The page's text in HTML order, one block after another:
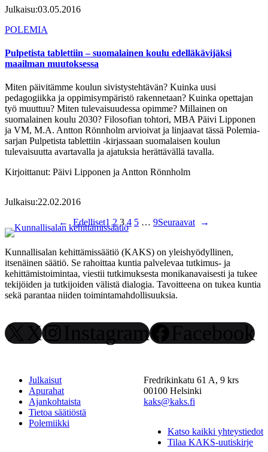
Julkaisu:03.05.2016
POLEMIA
Pulpetista tablettiin – suomalainen koulu edelläkävijäksi
maailman muutoksessa
Miten päivitämme koulun sivistystehtävän? Kuinka uusi
pedagogiikka ja oppimisympäristö rakennetaan? Kuinka opettajan
työ muuttuu? Miten tulevaisuudessa opimme? Millainen on
suomalainen koulu 2030? Filosofian tohtori, MBA Päivi Lipponen
ja VM, M.A. Antton Rönnholm arvioivat ja linjaavat tässä Polemia-
sarjan Pulpetista tablettiin -kirjassaan suomalaisen koulun
tulevaisuutta avartavalla ja ajatuksia herättävällä tavalla.
Kirjoittanut: Päivi Lipponen ja Antton Rönnholm
Julkaisu:22.02.2016
←
Edelliset1 2 3 4 5 … 9Seuraavat →
Kunnallisalan kehittämissäätiö (KAKS) on yleishyödyllinen,
itsenäinen säätiö. Se rahoittaa kuntia palvelevaa tutkimus- ja
kehittämistoimintaa, viestii tutkimuksesta monikanavaisesti ja tukee
tekijöiden ja tutkijoiden välistä dialogia. Tavoitteena on tukea kuntia
sekä parantaa niiden toimintamahdollisuuksia.
X Instagram Facebook
Julkaisut
Apurahat
Ajankohtaista
Tietoa säätiöstä
Polemiikki
Fredrikinkatu 61 A, 9 krs
00100 Helsinki
kaks@kaks.fi
Katso kaikki yhteystiedot
Tilaa KAKS-uutiskirje